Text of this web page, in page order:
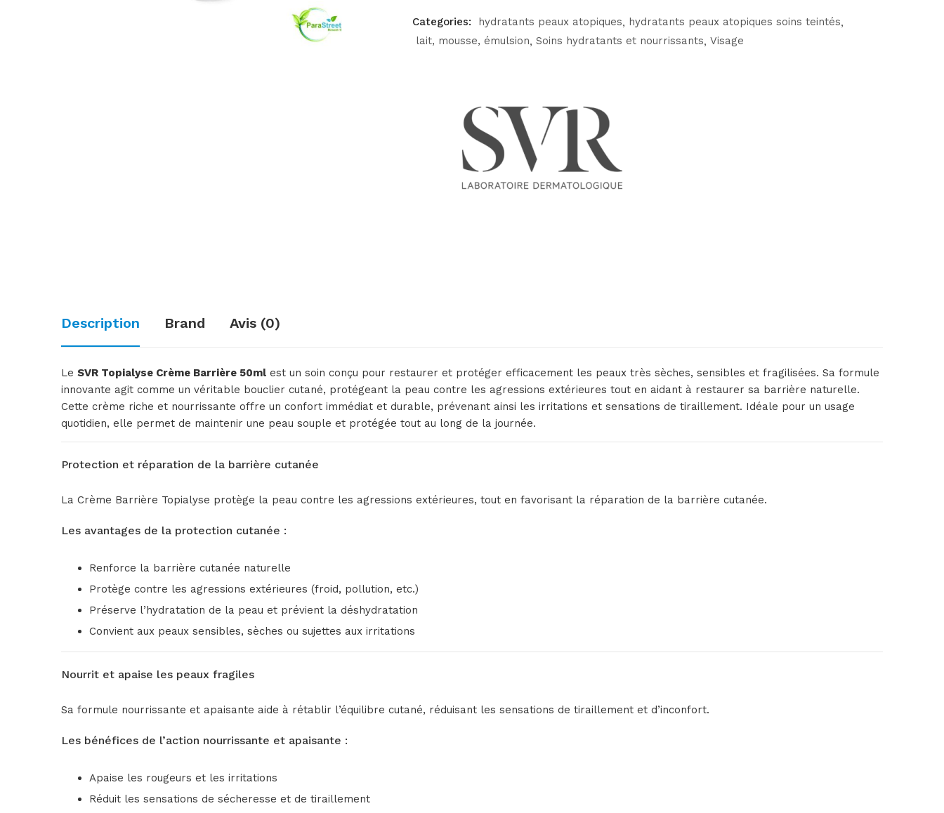
Categories: hydratants peaux atopiques
hydratants peaux atopiques soins teintés
lait, mousse, émulsion Soins hydratants et nourrissants Visage
Description Brand Avis (0)
Le SVR Topialyse Crème Barrière 50ml est un soin conçu pour restaurer et protéger efficacement les peaux très sèches, sensibles et fragilisées. Sa formule
innovante agit comme un véritable bouclier cutané, protégeant la peau contre les agressions extérieures tout en aidant à restaurer sa barrière naturelle.
Cette crème riche et nourrissante offre un confort immédiat et durable, prévenant ainsi les irritations et sensations de tiraillement. Idéale pour un usage
quotidien, elle permet de maintenir une peau souple et protégée tout au long de la journée.
Protection et réparation de la barrière cutanée
La Crème Barrière Topialyse protège la peau contre les agressions extérieures, tout en favorisant la réparation de la barrière cutanée.
Les avantages de la protection cutanée :
Renforce la barrière cutanée naturelle
Protège contre les agressions extérieures (froid, pollution, etc.)
Préserve l’hydratation de la peau et prévient la déshydratation
Convient aux peaux sensibles, sèches ou sujettes aux irritations
Nourrit et apaise les peaux fragiles
Sa formule nourrissante et apaisante aide à rétablir l’équilibre cutané, réduisant les sensations de tiraillement et d’inconfort.
Les bénéfices de l’action nourrissante et apaisante :
Apaise les rougeurs et les irritations
Réduit les sensations de sécheresse et de tiraillement